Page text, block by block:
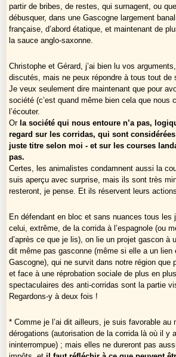
partir de bribes, de restes, qui surnagent, ou
débusquer, dans une Gascogne largement
française, d’abord étatique, et maintenant de
la sauce anglo-saxonne.
Christophe et Gérard, j’ai bien lu vos
discutés, mais ne peux répondre à tous tout de
Je veux seulement dire maintenant que pour
société (c’est quand même bien cela que nous
l’écouter.
Or la société qui nous entoure n’a pas,
regard sur les corridas, qui sont
juste titre selon moi - et sur les courses
pas.
Certes, les animalistes condamnent aussi la
suis aperçu avec surprise, mais ils sont très
resteront, je pense. Et ils réservent leurs
En défendant en bloc et sans nuances tous les
celui, extrême, de la corrida à l’espagnole (ou
d’après ce que je lis), on lie un projet gascon à
dit même pas gasconne (même si elle a un
Gascogne), qui ne survit dans notre région que
et face à une réprobation sociale de plus en
spectaculaires des anti-corridas sont la partie
Regardons-y à deux fois !
* Comme je l’ai dit ailleurs, je suis favorable au
dérogations (autorisation de la corrida là où il y
ininterrompue) ; mais elles ne dureront pas